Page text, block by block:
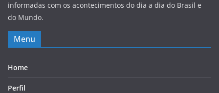
informadas com os acontecimentos do dia a dia do Brasil e
do Mundo.
Menu
Home
Perfil